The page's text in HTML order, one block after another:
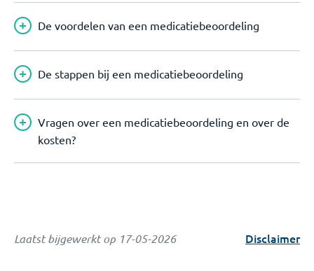
De voordelen van een medicatiebeoordeling
De stappen bij een medicatiebeoordeling
Vragen over een medicatiebeoordeling en over de
kosten?
Laatst bijgewerkt op 17-05-2026 Disclaimer